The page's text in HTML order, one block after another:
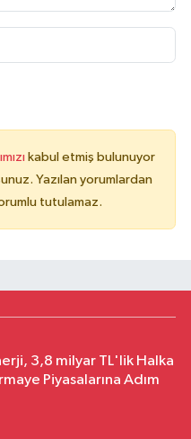
kabul etmiş bulunuyor
Yazılan yorumlardan
tutulamaz.
3,8 milyar TL'lik Halka
Piyasalarına Adım